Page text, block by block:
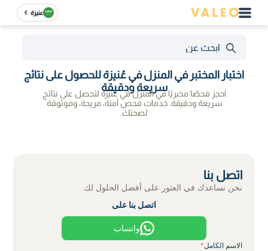
عنيزة
احجز فحصًا مخبريًا في المنزل في عُنيزة لتحصل على نتائج
سريعة ودقيقة. خدمات فحص آمنة، مريحة، وموثوقة
لصحتك.
اختبار المختبر في المنزل في عُنيزة للحصول على نتائج
سريعة ودقيقة
اتصل بنا
نحن نساعدك في العثور على أفضل الحلول لك
اتصل بنا على
واتساب
الاسم الكامل*